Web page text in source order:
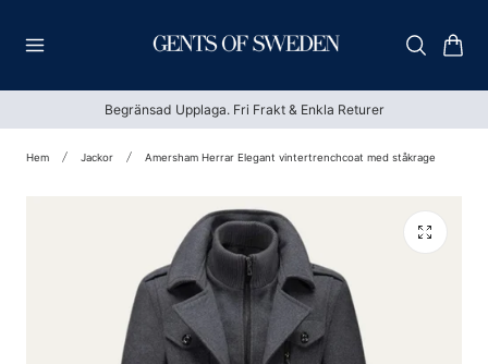
Vagn
Begränsad Upplaga. Fri Frakt & Enkla Returer
Hem Jackor Amersham Herrar Elegant vintertrenchcoat med ståkrage